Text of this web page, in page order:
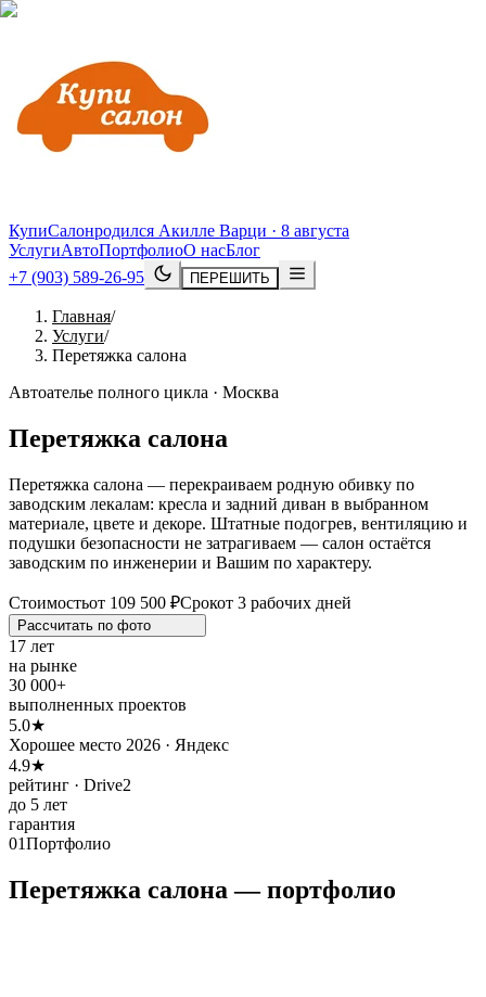
КупиСалонродился Акилле Варци · 8 августа
УслугиАвтоПортфолиоО насБлог
+7 (903) 589-26-95
ПЕРЕШИТЬ
Главная/
Услуги/
Перетяжка салона
Автоателье полного цикла · Москва
Перетяжка салона
Перетяжка салона — перекраиваем родную обивку по
заводским лекалам: кресла и задний диван в выбранном
материале, цвете и декоре. Штатные подогрев, вентиляцию и
подушки безопасности не затрагиваем — салон остаётся
заводским по инженерии и Вашим по характеру.
Стоимостьот 109 500 ₽Срокот 3 рабочих дней
Рассчитать по фото
17 лет
на рынке
30 000+
выполненных проектов
5.0★
Хорошее место 2026 · Яндекс
4.9★
рейтинг · Drive2
до 5 лет
гарантия
01Портфолио
Перетяжка салона — портфолио